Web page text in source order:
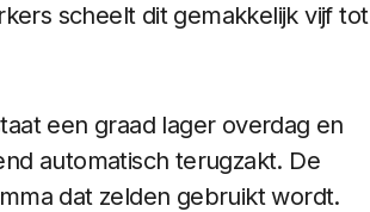
scheelt dit gemakkelijk vijf tot
een graad lager overdag en
automatisch terugzakt. De
dat zelden gebruikt wordt.